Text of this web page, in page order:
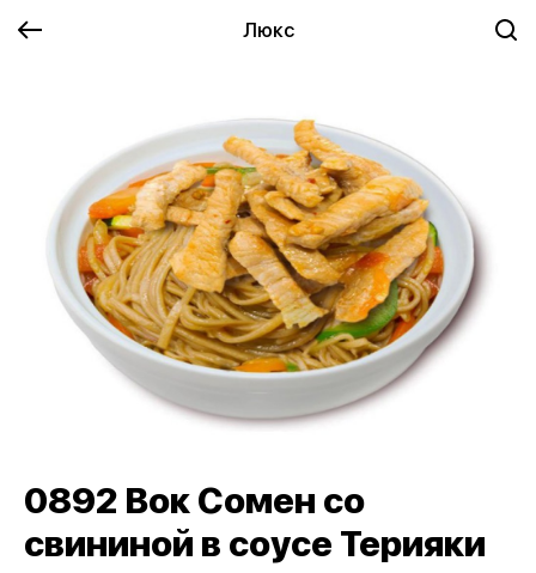
Люкс
0892 Вок Сомен со
свининой в соусе Терияки